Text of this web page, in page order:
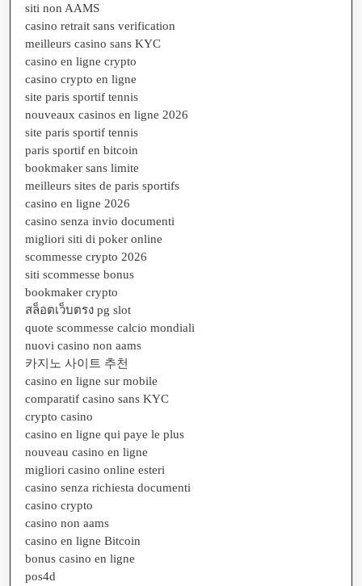
siti non AAMS
casino retrait sans verification
meilleurs casino sans KYC
casino en ligne crypto
casino crypto en ligne
site paris sportif tennis
nouveaux casinos en ligne 2026
site paris sportif tennis
paris sportif en bitcoin
bookmaker sans limite
meilleurs sites de paris sportifs
casino en ligne 2026
casino senza invio documenti
migliori siti di poker online
scommesse crypto 2026
siti scommesse bonus
bookmaker crypto
สล็อตเว็บตรง pg slot
quote scommesse calcio mondiali
nuovi casino non aams
카지노 사이트 추천
casino en ligne sur mobile
comparatif casino sans KYC
crypto casino
casino en ligne qui paye le plus
nouveau casino en ligne
migliori casino online esteri
casino senza richiesta documenti
casino crypto
casino non aams
casino en ligne Bitcoin
bonus casino en ligne
pos4d